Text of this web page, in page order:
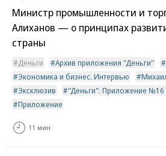
Министр промышленности и
Алиханов — о принципах
страны
Деньги Архив приложения "Деньги"
Экономика и бизнес. Интервью
Эксклюзив
"Деньги". Приложение №16
Приложение
11 мин.